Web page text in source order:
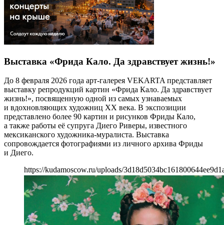
Выставка «Фрида Кало. Да здравствует жизнь!»
До 8 февраля 2026 года арт-галерея VEKARTA представляет
выставку репродукций картин «Фрида Кало. Да здравствует
жизнь!», посвященную одной из самых узнаваемых
и вдохновляющих художниц XX века. В экспозиции
представлено более 90 картин и рисунков Фриды Кало,
а также работы её супруга Диего Риверы, известного
мексиканского художника-муралиста. Выставка
сопровождается фотографиями из личного архива Фриды
и Диего.
https://kudamoscow.ru/uploads/